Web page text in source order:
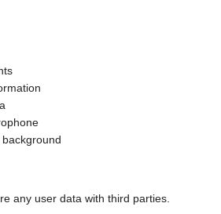
any user data with third parties.